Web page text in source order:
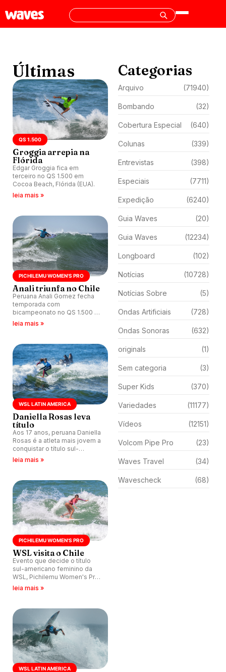
Últimas
QS 1.500
Groggia arrepia na
Flórida
Edgar Groggia fica em
terceiro no QS 1.500 em
Cocoa Beach, Flórida (EUA).
leia mais »
PICHILEMU WOMEN'S PRO
Anali triunfa no Chile
Peruana Anali Gomez fecha
temporada com
bicampeonato no QS 1.500 de
Punta de Lobos, Chile.
leia mais »
WSL LATIN AMERICA
Daniella Rosas leva
título
Aos 17 anos, peruana Daniella
Rosas é a atleta mais jovem a
conquistar o título sul-
americano profissional da
leia mais »
PICHILEMU WOMEN'S PRO
WSL visita o Chile
Evento que decide o título
sul-americano feminino da
WSL, Pichilemu Women's Pro
começa nesta sexta-feira (13)
leia mais »
WSL LATIN AMERICA
Categorias
Arquivo (71940)
Bombando (32)
Cobertura Especial (640)
Colunas (339)
Entrevistas (398)
Especiais (7711)
Expedição (6240)
Guia Waves (20)
Guia Waves (12234)
Longboard (102)
Notícias (10728)
Notícias Sobre (5)
Ondas Artificiais (728)
Ondas Sonoras (632)
originals (1)
Sem categoria (3)
Super Kids (370)
Variedades (11177)
Vídeos (12151)
Volcom Pipe Pro (23)
Waves Travel (34)
Wavescheck (68)